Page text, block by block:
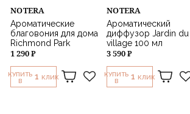
NOTERA
Ароматические
благовония для дома
Richmond Park
1 290 ₽
КУПИТЬ
В
1 КЛИК
NOTERA
Ароматический
диффузор Jardin du
village 100 мл
3 590 ₽
КУПИТЬ
В
1 КЛИК